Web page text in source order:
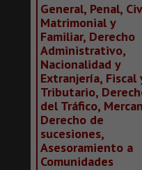
General, Penal,
Matrimonial y
Familiar, Derecho
Administrativo,
Nacionalidad y
Extranjería, Fiscal
Tributario,
del Tráfico,
Derecho de
sucesiones,
Asesoramiento a
Comunidades